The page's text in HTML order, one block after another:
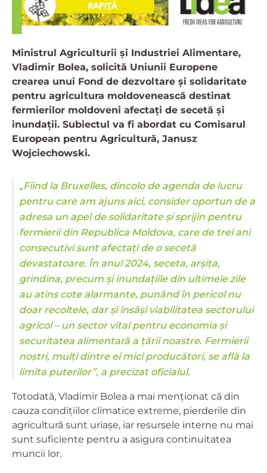
Ministrul Agriculturii și Industriei Alimentare,
Vladimir Bolea, solicită Uniunii Europene
crearea unui Fond de dezvoltare și solidaritate
pentru agricultura moldovenească destinat
fermierilor moldoveni afectați de secetă și
inundații. Subiectul va fi abordat cu Comisarul
European pentru Agricultură, Janusz
Wojciechowski.
„Fiind la Bruxelles, dincolo de agenda de lucru
pentru care am ajuns aici, consider oportun de a
adresa un apel de solidaritate și sprijin pentru
fermierii din Republica Moldova, care de trei ani
consecutivi sunt afectați de o secetă
devastatoare. În anul 2024, seceta, arșița,
grindina, precum și inundațiile din ultimele zile
au atins cote alarmante, punând în pericol nu
doar recoltele, dar și însăși viabilitatea sectorului
agricol – un sector vital pentru economia și
securitatea alimentară a țării noastre. Fermierii
noștri, mulți dintre ei mici producători, se află la
limita puterilor”, a precizat oficialul.
Totodată, Vladimir Bolea a mai menționat că din
cauza condițiilor climatice extreme, pierderile din
agricultură sunt uriașe, iar resursele interne nu mai
sunt suficiente pentru a asigura continuitatea
muncii lor.